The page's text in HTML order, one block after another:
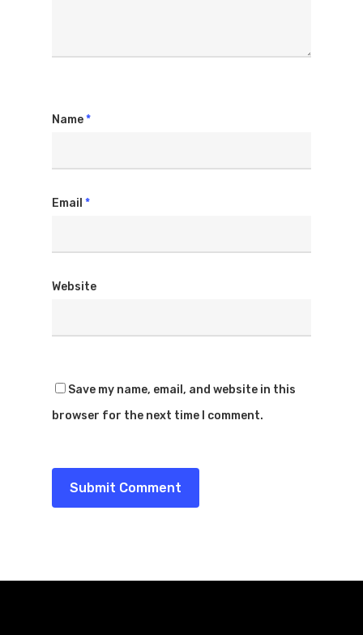
Name*
Email *
Website
Save my name, email, and website in this
browser for the next time I comment.